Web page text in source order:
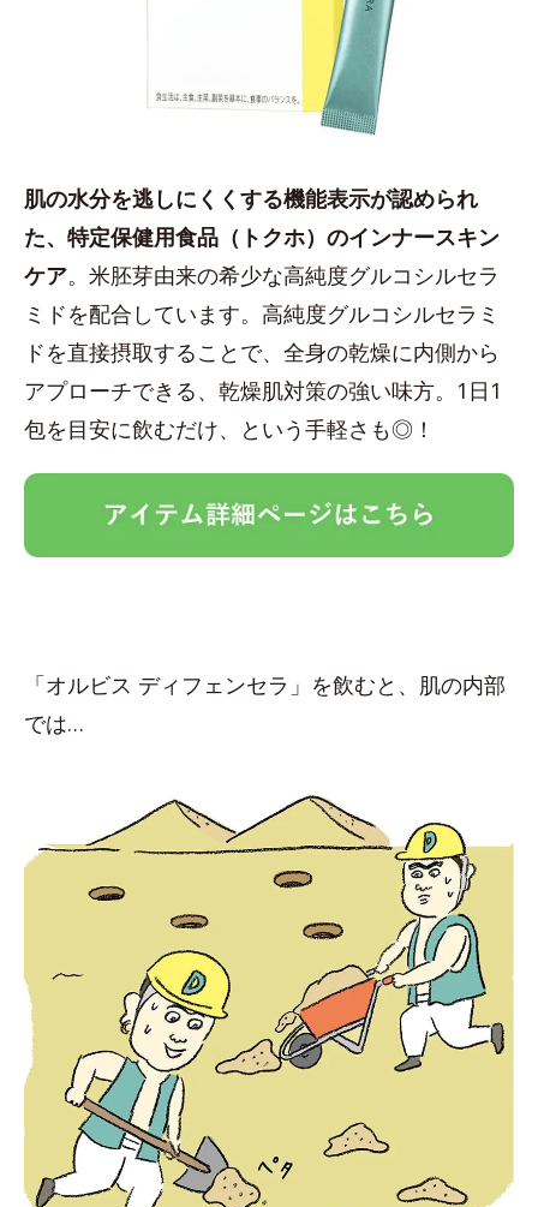
肌の水分を逃しにくくする機能表示が認められ
た、特定保健用食品（トクホ）のインナースキン
ケア。米胚芽由来の希少な高純度グルコシルセラ
ミドを配合しています。高純度グルコシルセラミ
ドを直接摂取することで、全身の乾燥に内側から
アプローチできる、乾燥肌対策の強い味方。1日1
包を目安に飲むだけ、という手軽さも◎！
「オルビス ディフェンセラ」を飲むと、肌の内部
では…